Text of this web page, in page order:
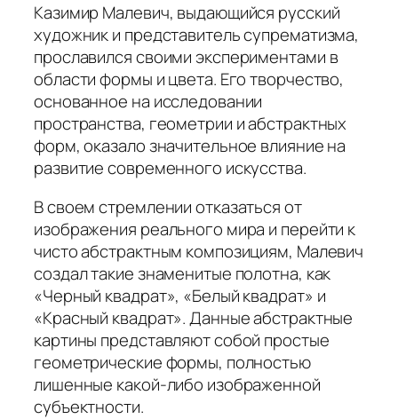
Казимир Малевич, выдающийся русский
художник и представитель супрематизма,
прославился своими экспериментами в
области формы и цвета. Его творчество,
основанное на исследовании
пространства, геометрии и абстрактных
форм, оказало значительное влияние на
развитие современного искусства.
В своем стремлении отказаться от
изображения реального мира и перейти к
чисто абстрактным композициям, Малевич
создал такие знаменитые полотна, как
«Черный квадрат», «Белый квадрат» и
«Красный квадрат». Данные абстрактные
картины представляют собой простые
геометрические формы, полностью
лишенные какой-либо изображенной
субъектности.